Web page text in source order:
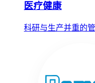
医疗健康
科研与生产并重的